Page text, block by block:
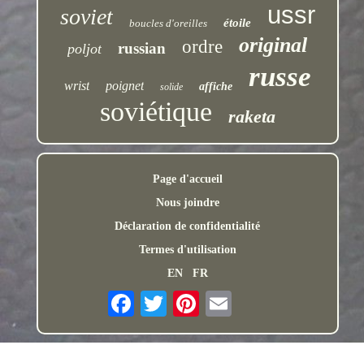
soviet boucles d'oreilles étoile ussr
poljot russian ordre original
wrist poignet solide affiche russe
soviétique raketa
Page d'accueil
Nous joindre
Déclaration de confidentialité
Termes d'utilisation
EN
FR